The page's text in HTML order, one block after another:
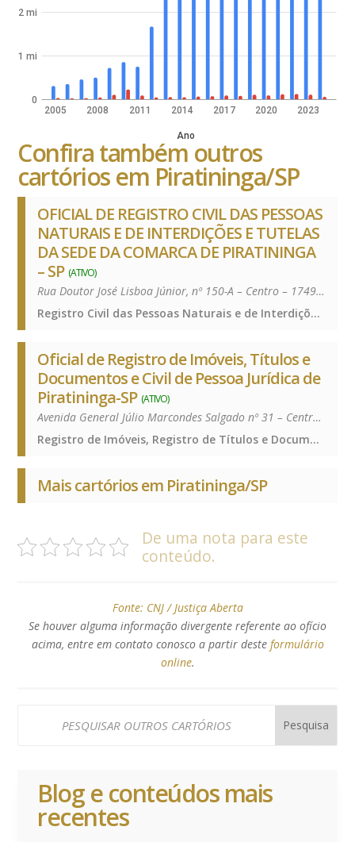
2005 2008 2011 2014 2017 2020 2023
Ano
0
1 mi
2 mi
Confira também outros
cartórios em Piratininga/SP
OFICIAL DE REGISTRO CIVIL DAS PESSOAS
NATURAIS E DE INTERDIÇÕES E TUTELAS
DA SEDE DA COMARCA DE PIRATININGA
– SP (ATIVO)
Rua Doutor José Lisboa Júnior, nº 150-A – Centro – 17490-058
Registro Civil das Pessoas Naturais e de Interdições e Tutelas, Registro Civil das Pessoas Naturais e de Interdições e Tutelas, Registro Civil das Pessoas Naturais e de Interdições e Tutelas
Oficial de Registro de Imóveis, Títulos e
Documentos e Civil de Pessoa Jurídica de
Piratininga-SP (ATIVO)
Avenida General Júlio Marcondes Salgado nº 31 – Centro – 17490-066
Registro de Imóveis, Registro de Títulos e Documentos e Civis das Pessoas Jurídicas, Registro de Imóveis, Registro de Títulos e Documentos e Civis das Pessoas Jurídicas, Registro de Imóveis, Registro de Títulos e Documentos e Civis das Pessoas Jurídicas
Mais cartórios em Piratininga/SP
De uma nota para este
conteúdo.
Fonte: CNJ / Justiça Aberta
Se houver alguma informação divergente referente ao ofício
acima, entre em contato conosco a partir deste formulário
online.
Blog e conteúdos mais
recentes